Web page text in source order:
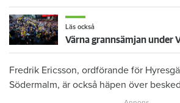
Läs också
Fredrik Ericsson, ordförande för
Södermalm, är också häpen över